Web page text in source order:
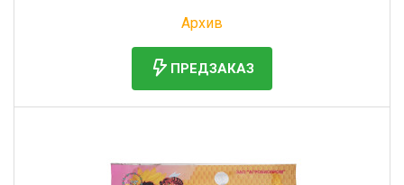
Архив
ПРЕДЗАКАЗ